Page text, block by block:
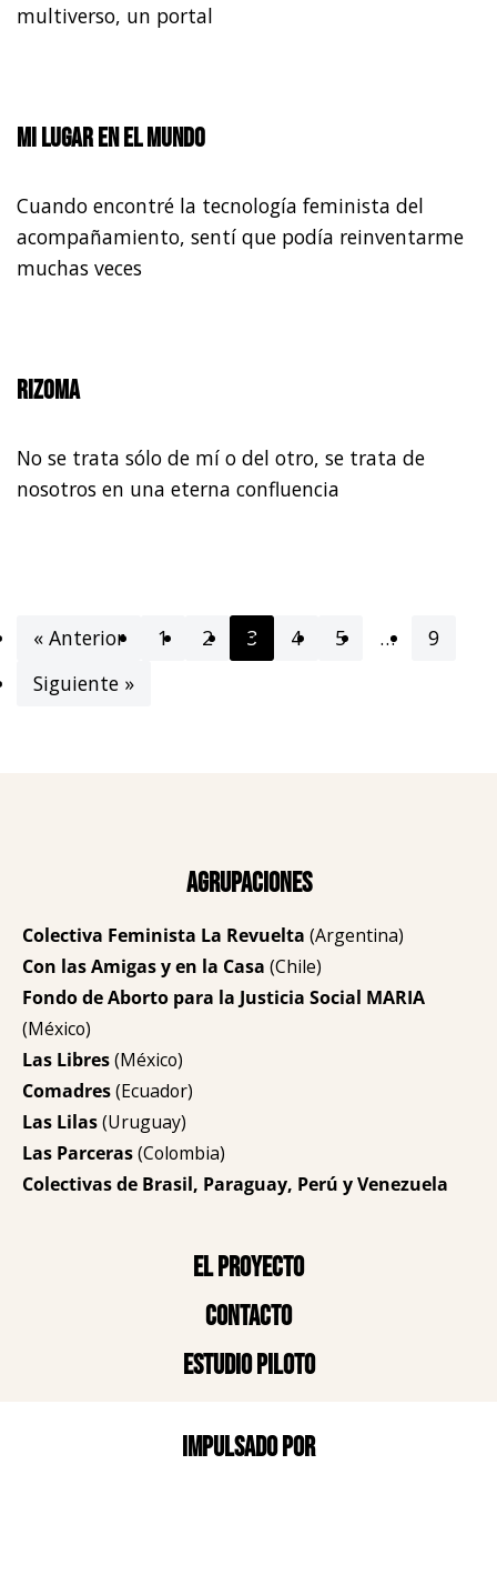
multiverso, un portal
Mi lugar en el mundo
Cuando encontré la tecnología feminista del
acompañamiento, sentí que podía reinventarme
muchas veces
Rizoma
No se trata sólo de mí o del otro, se trata de
nosotros en una eterna confluencia
« Anterior 1 2 3 4 5 …
9
Siguiente »
Agrupaciones
Colectiva Feminista La Revuelta (Argentina)
Con las Amigas y en la Casa (Chile)
Fondo de Aborto para la Justicia Social MARIA
(México)
Las Libres(México)
Comadres(Ecuador)
Las Lilas(Uruguay)
Las Parceras(Colombia)
Colectivas de Brasil, Paraguay, Perú y Venezuela
El proyecto
Contacto
Estudio piloto
Impulsado por